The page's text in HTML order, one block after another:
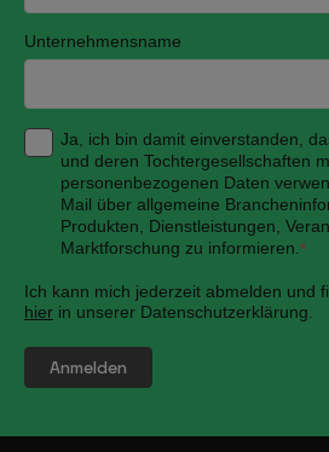
Unternehmensname
Ja, ich bin damit einverstanden,
und deren Tochtergesellschaften
personenbezogenen Daten
Mail über allgemeine
Produkten, Dienstleistungen,
Marktforschung zu informieren. *
Ich kann mich jederzeit abmelden und
hier in unserer Datenschutzerklärung.